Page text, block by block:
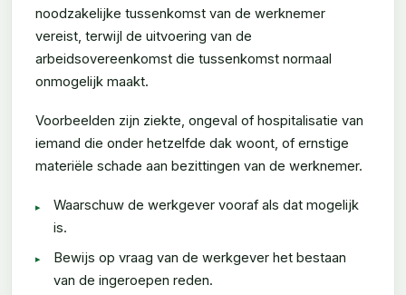
noodzakelijke tussenkomst van de werknemer
vereist, terwijl de uitvoering van de
arbeidsovereenkomst die tussenkomst normaal
onmogelijk maakt.
Voorbeelden zijn ziekte, ongeval of hospitalisatie van
iemand die onder hetzelfde dak woont, of ernstige
materiële schade aan bezittingen van de werknemer.
Waarschuw de werkgever vooraf als dat mogelijk
is.
Bewijs op vraag van de werkgever het bestaan
van de ingeroepen reden.